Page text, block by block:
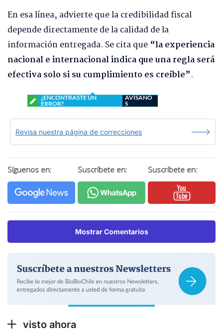
En esa línea, advierte que la credibilidad fiscal
depende directamente de la calidad de la
información entregada. Se cita que “la experiencia
nacional e internacional indica que una regla será
efectiva solo si su cumplimiento es creíble”.
¿ENCONTRASTE UN
ERROR?
AVÍSANO
S
Revisa nuestra página de correcciones
Síguenos en: Suscríbete en: Suscríbete en:
Mostrar Comentarios
visto ahora